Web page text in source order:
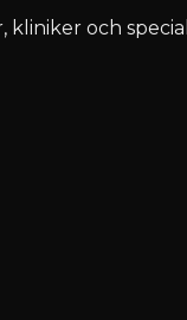
och